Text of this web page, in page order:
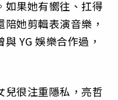
如果她有嚮往、扛得
她剪輯表演音樂，
YG 娛樂合作過，
兒很注重隱私，亮哲